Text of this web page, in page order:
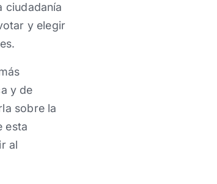
ciudadanía
y elegir
y de
sobre la
esta
al